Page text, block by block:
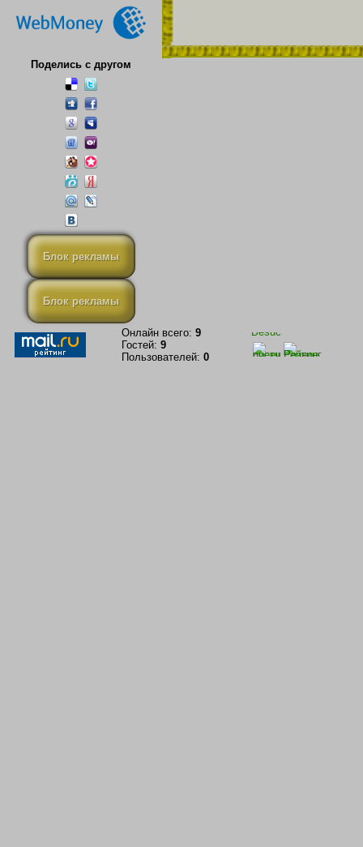
Поделись с другом
Блок рекламы
Блок рекламы
Онлайн всего: 9
Гостей: 9
Пользователей: 0